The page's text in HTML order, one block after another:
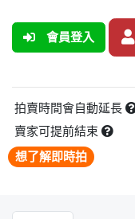
會員登入
拍賣時間會自動延長
賣家可提前結束
想了解即時拍